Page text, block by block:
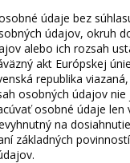
údaje bez
údajov, okruh
alebo ich rozsah
akt Európskej
republika
osobných údajov nie
osobné údaje len
na
základných